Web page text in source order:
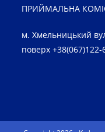
ПРИЙМАЛЬНА
м. Хмельницький
поверх +38(067)122-